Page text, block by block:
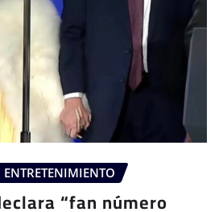
ENTRETENIMIENTO
“fan número